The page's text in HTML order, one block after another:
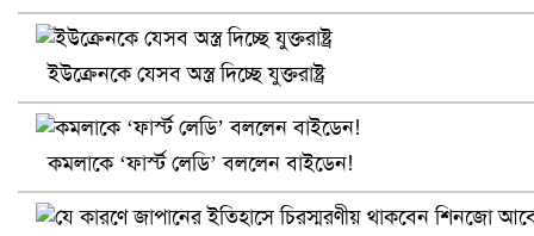
ইউক্রেনকে যেসব অস্ত্র দিচ্ছে যুক্তরাষ্ট্র
কমলাকে ‘ফার্স্ট লেডি’ বললেন বাইডেন!